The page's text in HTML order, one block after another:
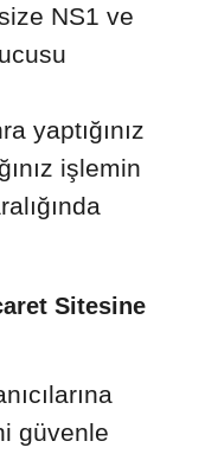
size NS1 ve
yaptığınız
işlemin
Sitesine
güvenle